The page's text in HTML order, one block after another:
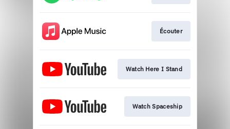
Écouter
Watch Here I Stand
Watch Spaceship